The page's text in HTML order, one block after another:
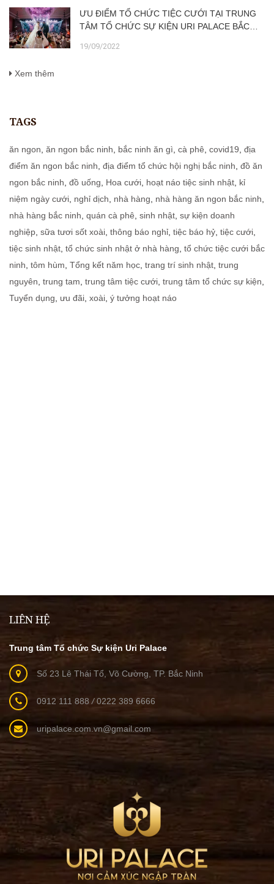
ƯU ĐIỂM TỔ CHỨC TIỆC CƯỚI TẠI TRUNG
TÂM TỔ CHỨC SỰ KIỆN URI PALACE BẮC
19/09/2022
Xem thêm
TAGS
ăn ngon, ăn ngon bắc ninh, bắc ninh ăn gì, cà phê, covid19, địa
điểm ăn ngon bắc ninh, địa điểm tổ chức hội nghị bắc ninh, đồ ăn
ngon bắc ninh, đồ uống, Hoa cưới, hoạt náo tiệc sinh nhật, kỉ
niệm ngày cưới, nghỉ dịch, nhà hàng, nhà hàng ăn ngon bắc ninh,
nhà hàng bắc ninh, quán cà phê, sinh nhật, sự kiện doanh
nghiệp, sữa tươi sốt xoài, thông báo nghỉ, tiệc báo hỷ, tiệc cưới,
tiệc sinh nhật, tổ chức sinh nhật ở nhà hàng, tổ chức tiệc cưới bắc
ninh, tôm hùm, Tổng kết năm học, trang trí sinh nhật, trung
nguyên, trung tam, trung tâm tiệc cưới, trung tâm tổ chức sự kiện,
Tuyển dụng, ưu đãi, xoài, ý tưởng hoạt náo
LIÊN HỆ
Trung tâm Tổ chức Sự kiện Uri Palace
Số 23 Lê Thái Tổ, Võ Cường, TP. Bắc Ninh
0912 111 888/0222 389 6666
uripalace.com.vn@gmail.com